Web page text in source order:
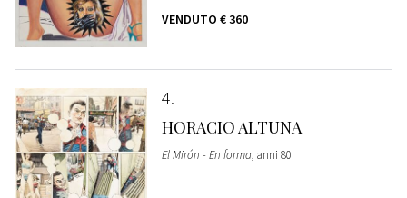
VENDUTO € 360
4
HORACIO ALTUNA
El Mirón - En forma, anni 80